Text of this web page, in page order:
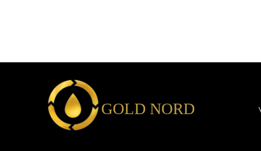
GOLD NORD